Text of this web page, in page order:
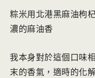
粽米用北港黑麻油枸
濃的麻油香
我本身對於這個口味
末的香氣，適時的化